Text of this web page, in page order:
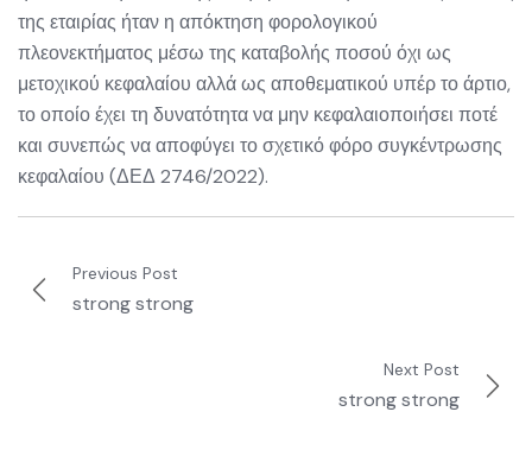
της εταιρίας ήταν η απόκτηση φορολογικού
πλεονεκτήματος μέσω της καταβολής ποσού όχι ως
μετοχικού κεφαλαίου αλλά ως αποθεματικού υπέρ το άρτιο,
το οποίο έχει τη δυνατότητα να μην κεφαλαιοποιήσει ποτέ
και συνεπώς να αποφύγει το σχετικό φόρο συγκέντρωσης
κεφαλαίου (ΔΕΔ 2746/2022).
Previous Post
strong strong
Next Post
strong strong